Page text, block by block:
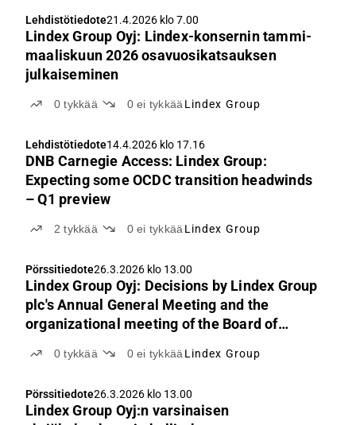
Lehdistötiedote21.4.2026 klo 7.00
Lindex Group Oyj: Lindex-konsernin tammi-
maaliskuun 2026 osavuosikatsauksen
julkaiseminen
0tykkää 0ei tykkää Lindex Group
Lehdistötiedote14.4.2026 klo 17.16
DNB Carnegie Access: Lindex Group:
Expecting some OCDC transition headwinds
– Q1 preview
2tykkää 0ei tykkää Lindex Group
Pörssitiedote26.3.2026 klo 13.00
Lindex Group Oyj: Decisions by Lindex Group
plc's Annual General Meeting and the
organizational meeting of the Board of
0tykkää 0ei tykkää Lindex Group
Pörssitiedote26.3.2026 klo 13.00
Lindex Group Oyj:n varsinaisen